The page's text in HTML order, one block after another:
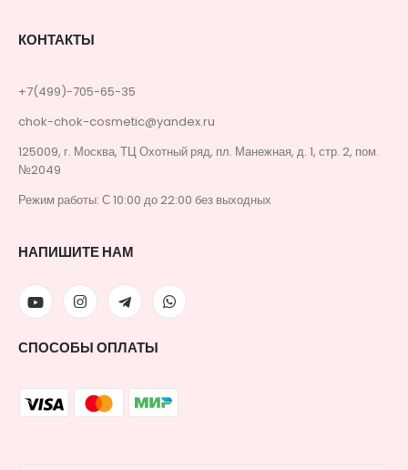
КОНТАКТЫ
+7(499)-705-65-35
chok-chok-cosmetic@yandex.ru
125009, г. Москва, ТЦ Охотный ряд, пл. Манежная, д. 1, стр. 2, пом.
№2049
Режим работы: С 10:00 до 22:00 без выходных
НАПИШИТЕ НАМ
СПОСОБЫ ОПЛАТЫ